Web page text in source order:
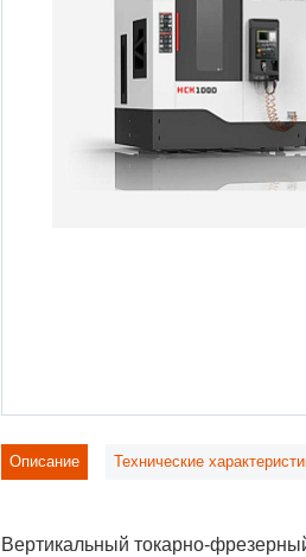
Описание Технические
Вертикальный токарно-